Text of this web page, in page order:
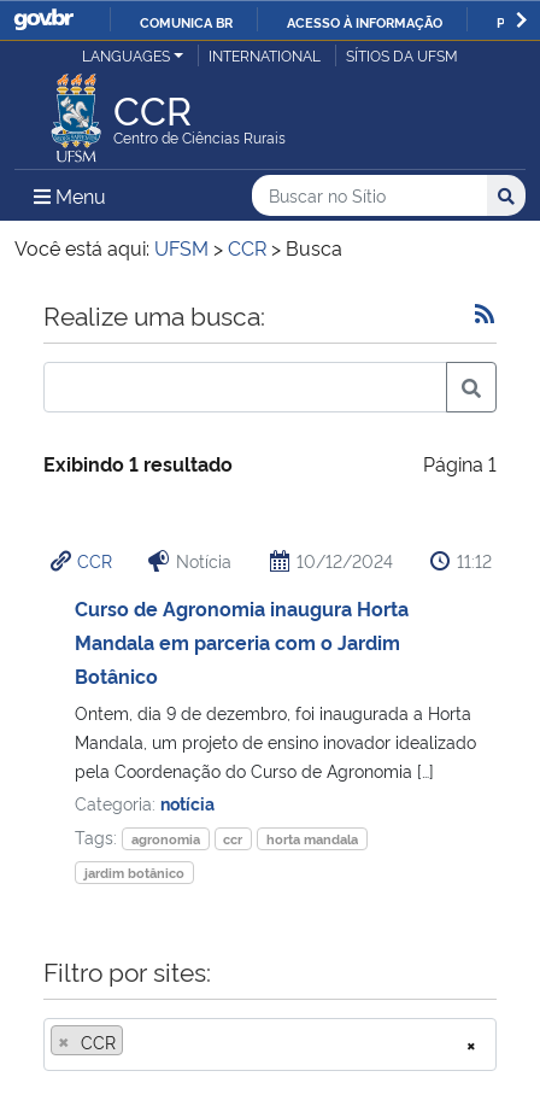
IR
COMUNICA BR ACESSO À INFORMAÇÃO
Ministério da Justiça e Segurança Pública
Ministério da Defesa
Ministério das Relações Exteriores
Ministério da Economia
Ministério da Infraestrutura
Ministério da Cidadania
Ministério de Minas e Energia
Ministério da Ciência, Tecnologia, Inovações e Comunicações
Ministério do Meio Ambiente
Ministério do Turismo
Ministério da Mulher, da Família e dos Direitos Humanos
LANGUAGES INTERNATIONAL SÍTIOS DA UFSM
CCR
Centro de Ciências Rurais
Menu Menu Principal do Sítio
Busca
Buscar no no Sítio
Busca:
Você está aqui: UFSM >CCR > Busca
Início do conteúdo
Realize uma busca:
Exibindo 1 resultado Página 1
CCR Notícia 10/12/2024 11:12
Curso de Agronomia inaugura Horta
Mandala em parceria com o Jardim
Botânico
Ontem, dia 9 de dezembro, foi inaugurada a Horta
Mandala, um projeto de ensino inovador idealizado
pela Coordenação do Curso de Agronomia […]
Categoria: notícia
Tags:
agronomia ccr
horta mandala
jardim botânico
Filtro por sites:
×
× CCR